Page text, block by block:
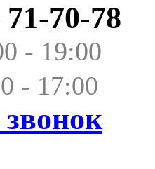
70-78
- 19:00
- 17:00
звонок